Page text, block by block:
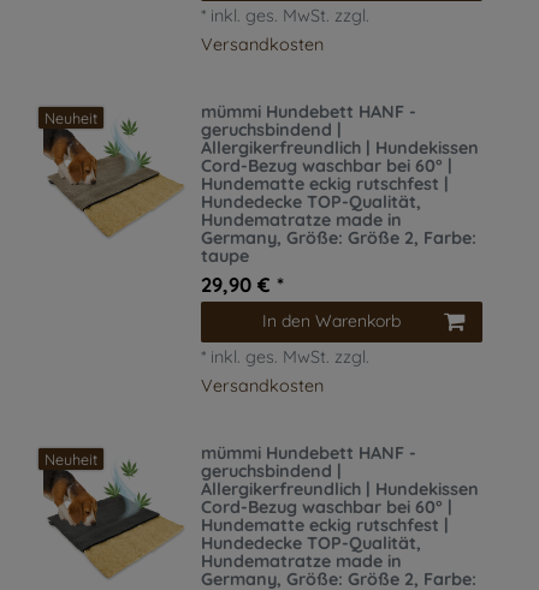
* inkl. ges. MwSt. zzgl.
Versandkosten
Neuheit
mümmi Hundebett HANF -
geruchsbindend |
Allergikerfreundlich | Hundekissen
Cord-Bezug waschbar bei 60° |
Hundematte eckig rutschfest |
Hundedecke TOP-Qualität,
Hundematratze made in
Germany, Größe: Größe 2, Farbe:
taupe
29,90 € *
In den Warenkorb
* inkl. ges. MwSt. zzgl.
Versandkosten
Neuheit
mümmi Hundebett HANF -
geruchsbindend |
Allergikerfreundlich | Hundekissen
Cord-Bezug waschbar bei 60° |
Hundematte eckig rutschfest |
Hundedecke TOP-Qualität,
Hundematratze made in
Germany, Größe: Größe 2, Farbe: